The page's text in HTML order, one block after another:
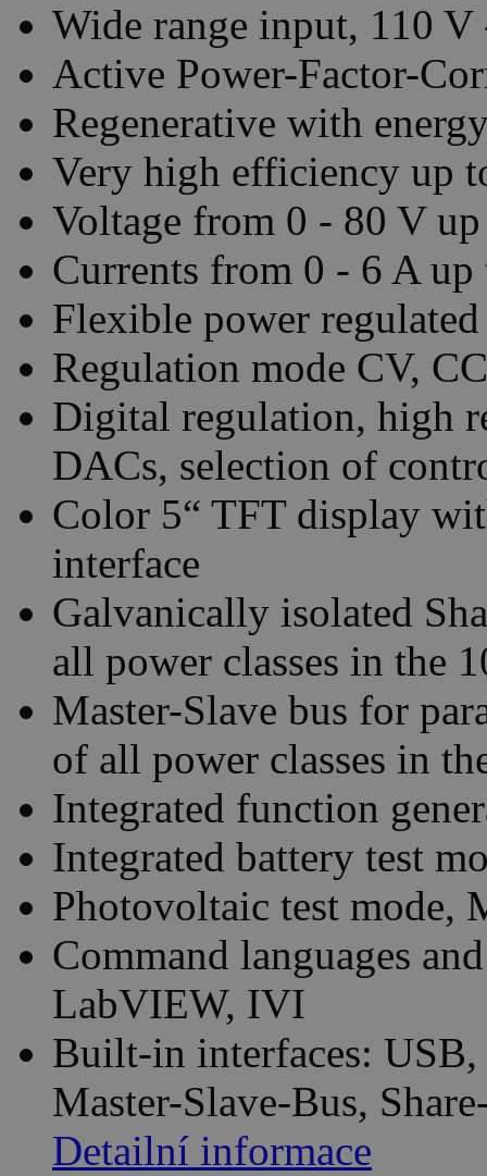
Wide range input, 110
Active Power-Factor-
Regenerative with
Very high efficiency up
Voltage from 0 - 80 V
Currents from 0 - 6 A
Flexible power
Regulation mode CV,
Digital regulation, high
DACs, selection of
Color 5“ TFT display
interface
Galvanically isolated
all power classes in the
Master-Slave bus for
of all power classes in
Integrated function
Integrated battery test
Photovoltaic test mode,
Command languages
LabVIEW, IVI
Built-in interfaces:
Master-Slave-Bus,
Detailní informace